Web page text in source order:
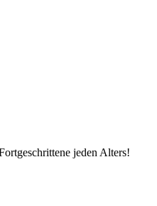
jeden Alters!